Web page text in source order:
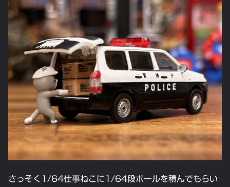
さっそく1/64仕事ねこに1/64段ボールを積んでもらい